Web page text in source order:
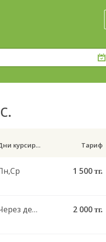
Дни курсирования Тариф
1 500 тг.
Через день 2 000 тг.